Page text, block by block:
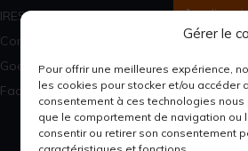
Gérer le
Pour offrir une meilleures expérience,
les cookies pour stocker et/ou accéder
consentement à ces technologies
que le comportement de navigation ou
consentir ou retirer son consentement
IRES Corpo
Concur
Goelett
Factures & Statistiques
Je